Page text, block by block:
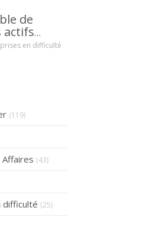
pour le
la caution.
de
actifs
en difficulté
(119)
(43)
difficulté (25)